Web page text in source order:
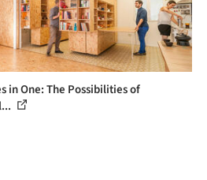
in One: The Possibilities of